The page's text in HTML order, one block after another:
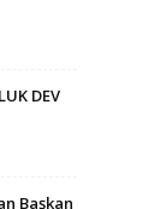
DEV
Başkan